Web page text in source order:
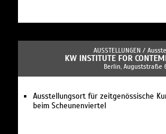
AUSSTELLUNGEN /
KW INSTITUTE FOR
Berlin, Auguststraße
Ausstellungsort für zeitgenössische
beim Scheunenviertel